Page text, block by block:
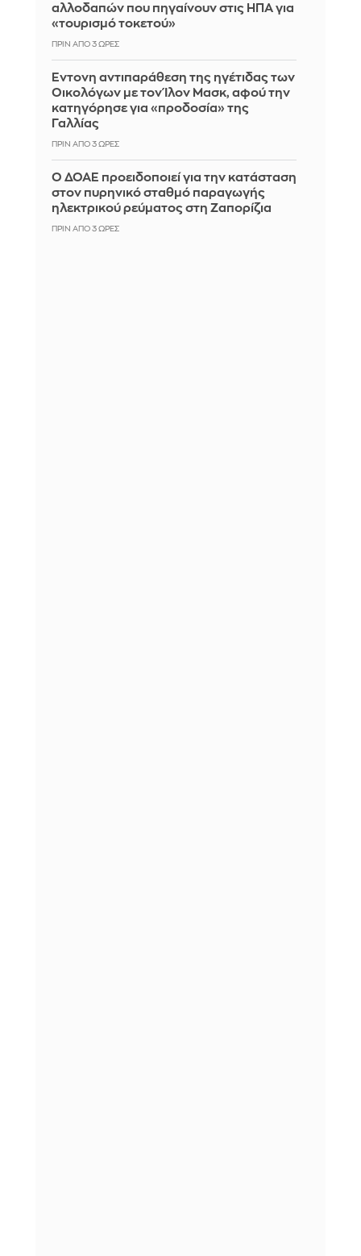
αλλοδαπών που πηγαίνουν στις ΗΠΑ για
«τουρισμό τοκετού»
ΠΡΙΝ ΑΠΌ 3 ΏΡΕΣ
Έντονη αντιπαράθεση της ηγέτιδας των
Οικολόγων με τον Ίλον Μασκ, αφού την
κατηγόρησε για «προδοσία» της
Γαλλίας
ΠΡΙΝ ΑΠΌ 3 ΏΡΕΣ
Ο ΔΟΑΕ προειδοποιεί για την κατάσταση
στον πυρηνικό σταθμό παραγωγής
ηλεκτρικού ρεύματος στη Ζαπορίζια
ΠΡΙΝ ΑΠΌ 3 ΏΡΕΣ